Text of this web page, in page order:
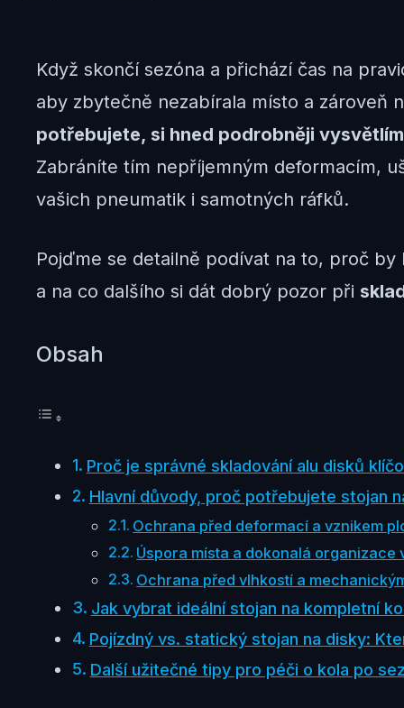
Když skončí sezóna a přichází čas na
aby zbytečně nezabírala místo a zároveň
potřebujete, si hned podrobněji
Zabráníte tím nepříjemným deformacím,
vašich pneumatik i samotných ráfků.
Pojďme se detailně podívat na to, proč
a na co dalšího si dát dobrý pozor při
Obsah
Proč je správné skladování alu disků
Hlavní důvody, proč potřebujete stojan
Ochrana před deformací a vznikem
Úspora místa a dokonalá organizace
Ochrana před vlhkostí a
Jak vybrat ideální stojan na kompletní
Pojízdný vs. statický stojan na disky:
Další užitečné tipy pro péči o kola po